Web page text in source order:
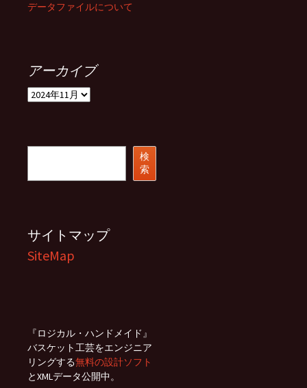
データファイルについて
アーカイブ
ア
ブ
検
索
サイトマップ
SiteMap
『ロジカル・ハンドメイド』
バスケット工芸をエンジニア
リングする無料の設計ソフト
とXMLデータ公開中。